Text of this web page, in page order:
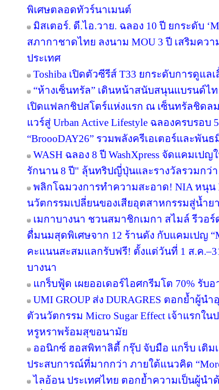
พิเศษตลอดทัวร์นาเมนต์
มิสเตอร์. ดี.ไอ.วาย. ฉลอง 10 ปี ยกระดับ
สภากาชาดไทย ลงนาม MOU 3 ปี เสริมคว
ประเทศ
Toshiba เปิดตัวซีรีส์ T33 ยกระดับการดูแ
“ห้างเซ็นทรัล” เดินหน้าสนับสนุนแบรนด์ไ
เปิดแฟลกชิปสโตร์แห่งแรก ณ เซ็นทรัลชิดล
แวร์สู่ Urban Active Lifestyle ฉลองครบรอ
“BroooDAY26” รวมพลังครีเอเตอร์และพั
WASH ฉลอง 8 ปี WashXpress จัดแคมเป
รักนาน 8 ปี" ลุ้นทริปญี่ปุ่นและรางวัลรวมกว่า
พลิกโฉมวงการทำความสะอาด! NIA หนุน
นวัตกรรมเปลี่ยนของเสียอุตสาหกรรมสู่น้ำ
เมกาบางนา ชวนสมาชิกเมกา สไมล์ รีวอ
ดื่มนมสุดพิเศษจาก 12 ร้านดัง กับแคมเปญ
คะแนนสะสมแลกรับฟรี! ตั้งแต่วันที่ 1 ส.ค
บางนา
แกร็บฟู้ด เผยออเดอร์ไอศกรีมโต 70% รับอ
UMI GROUP ส่ง DURAGRES ตอกย้ำผู้น
ตัวนวัตกรรม Micro Sugar Effect เจ้าแรกใ
หรูหราพร้อมสุขอนามัย
ออนิกซ์ ฮอสพิทาลิตี้ กรุ๊ป จับมือ แกร็บ เติม
ประสบการณ์ที่มากกว่า ภายใต้แนวคิด “More
ไลอ้อน ประเทศไทย ตอกย้ำความเป็นผู้น